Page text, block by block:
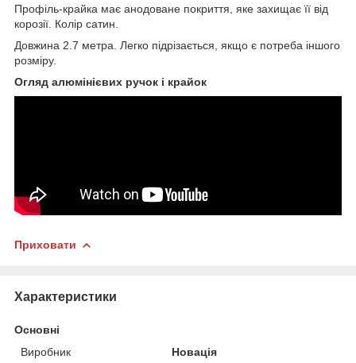
Профіль-крайка має анодоване покриття, яке захищає її від
корозії. Колір сатин.
Довжина 2.7 метра. Легко підрізається, якщо є потреба іншого
розміру.
Огляд алюмінієвих ручок і крайок
Приховати
Характеристики
Основні
Виробник
Новація